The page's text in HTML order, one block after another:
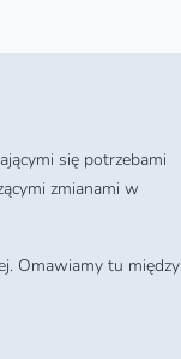
się potrzebami
zmianami w
Omawiamy tu między